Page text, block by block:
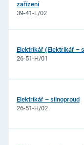
zařízení
39-41-L/02
Elektrikář (Elektrikář –
26-51-H/01
Elektrikář – silnoproud
26-51-H/02